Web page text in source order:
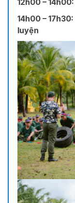
14h00 – 17h30:
luyện